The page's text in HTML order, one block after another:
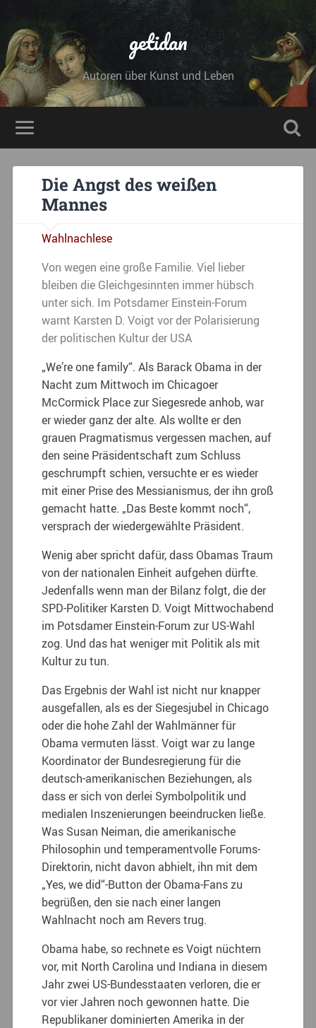
getidan
Autoren über Kunst und Leben
Die Angst des weißen
Mannes
Wahlnachlese
Von wegen eine große Familie. Viel lieber
bleiben die Gleichgesinnten immer hübsch
unter sich. Im Potsdamer Einstein-Forum
warnt Karsten D. Voigt vor der Polarisierung
der politischen Kultur der USA
„We’re one family“. Als Barack Obama in der
Nacht zum Mittwoch im Chicagoer
McCormick Place zur Siegesrede anhob, war
er wieder ganz der alte. Als wollte er den
grauen Pragmatismus vergessen machen, auf
den seine Präsidentschaft zum Schluss
geschrumpft schien, versuchte er es wieder
mit einer Prise des Messianismus, der ihn groß
gemacht hatte. „Das Beste kommt noch“,
versprach der wiedergewählte Präsident.
Wenig aber spricht dafür, dass Obamas Traum
von der nationalen Einheit aufgehen dürfte.
Jedenfalls wenn man der Bilanz folgt, die der
SPD-Politiker Karsten D. Voigt Mittwochabend
im Potsdamer Einstein-Forum zur US-Wahl
zog. Und das hat weniger mit Politik als mit
Kultur zu tun.
Das Ergebnis der Wahl ist nicht nur knapper
ausgefallen, als es der Siegesjubel in Chicago
oder die hohe Zahl der Wahlmänner für
Obama vermuten lässt. Voigt war zu lange
Koordinator der Bundesregierung für die
deutsch-amerikanischen Beziehungen, als
dass er sich von derlei Symbolpolitik und
medialen Inszenierungen beeindrucken ließe.
Was Susan Neiman, die amerikanische
Philosophin und temperamentvolle Forums-
Direktorin, nicht davon abhielt, ihn mit dem
„Yes, we did“-Button der Obama-Fans zu
begrüßen, den sie nach einer langen
Wahlnacht noch am Revers trug.
Obama habe, so rechnete es Voigt nüchtern
vor, mit North Carolina und Indiana in diesem
Jahr zwei US-Bundesstaaten verloren, die er
vor vier Jahren noch gewonnen hatte. Die
Republikaner dominierten Amerika in der